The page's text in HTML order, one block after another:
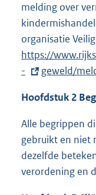
melding over
organisatie
https://
E
t
e
n
-
E
t
n
geweld/
Hoofdstuk 2
Alle begrippen
gebruikt en niet
dezelfde
verordening en